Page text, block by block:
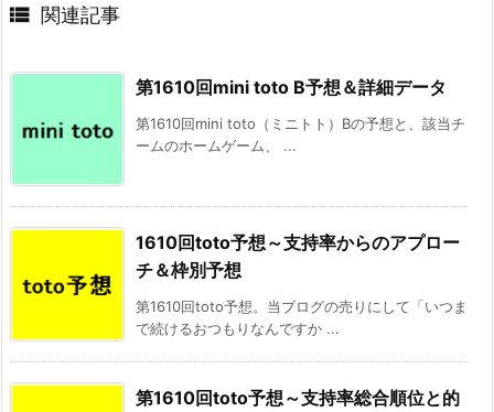
 関連記事
第1610回mini toto B予想＆詳細データ
第1610回mini toto（ミニトト）Bの予想と、該当チ
ームのホームゲーム、 ...
1610回toto予想～支持率からのアプロー
チ＆枠別予想
第1610回toto予想。当ブログの売りにして「いつま
で続けるおつもりなんですか ...
第1610回toto予想～支持率総合順位と的